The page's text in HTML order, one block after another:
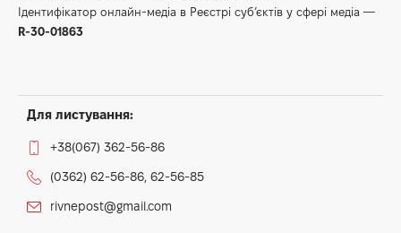
Ідентифікатор онлайн-медіа в Реєстрі суб’єктів у сфері медіа —
R-30-01863
Для листування:
+38(067) 362-56-86
(0362) 62-56-86, 62-56-85
rivnepost@gmail.com